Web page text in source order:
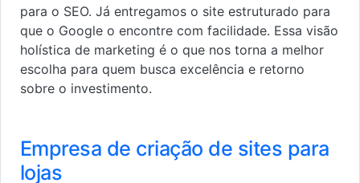
para o SEO. Já entregamos o site estruturado para
que o Google o encontre com facilidade. Essa visão
holística de marketing é o que nos torna a melhor
escolha para quem busca excelência e retorno
sobre o investimento.
Empresa de criação de sites para
lojas